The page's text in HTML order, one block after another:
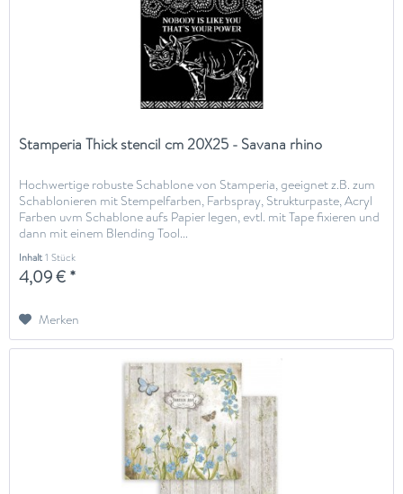
Stamperia Thick stencil cm 20X25 - Savana rhino
Hochwertige robuste Schablone von Stamperia, geeignet z.B. zum
Schablonieren mit Stempelfarben, Farbspray, Strukturpaste, Acryl
Farben uvm Schablone aufs Papier legen, evtl. mit Tape fixieren und
dann mit einem Blending Tool...
Inhalt1 Stück
4,09 € *
Merken